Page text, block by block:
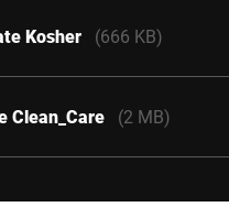
Kosher (666 KB)
Clean_Care (2 MB)